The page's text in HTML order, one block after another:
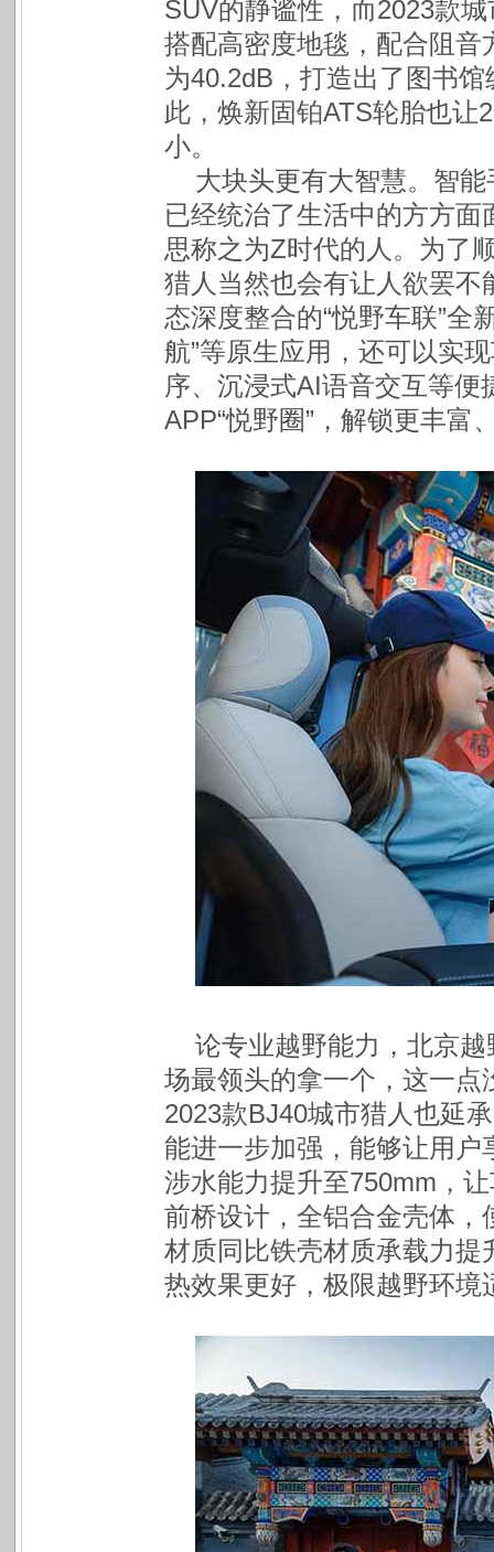
SUV的静谧性，而2023款
搭配高密度地毯，配合阻
为40.2dB，打造出了图书
此，焕新固铂ATS轮胎也让
小。
大块头更有大智慧。智
已经统治了生活中的方方
思称之为Z时代的人。为了
猎人当然也会有让人欲罢
态深度整合的“悦野车联”全
航”等原生应用，还可以实
序、沉浸式AI语音交互等
APP“悦野圈”，解锁更丰富
论专业越野能力，北京
场最领头的拿一个，这一
2023款BJ40城市猎人也延
能进一步加强，能够让用
涉水能力提升至750mm，
前桥设计，全铝合金壳体
材质同比铁壳材质承载力
热效果更好，极限越野环境